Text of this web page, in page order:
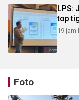
LPS:
top
19 jam
Foto